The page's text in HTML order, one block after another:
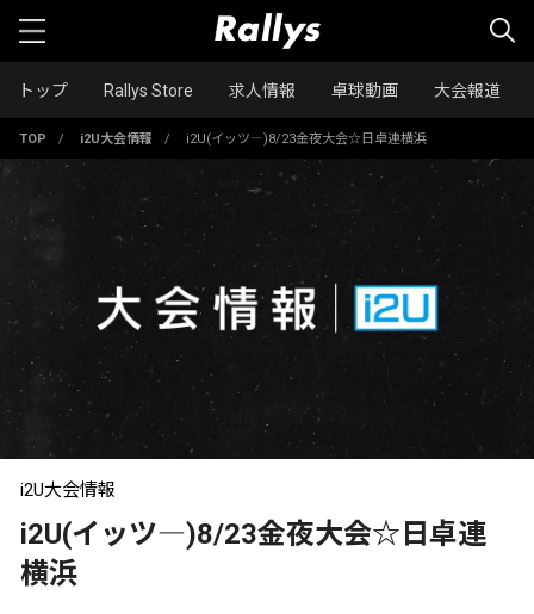
トップ Rallys Store 求人情報 卓球動画 大会報道
TOP / i2U大会情報 / i2U(イッツ―)8/23金夜大会☆日卓連横浜
i2U大会情報
i2U(イッツ―)8/23金夜大会☆日卓連
横浜